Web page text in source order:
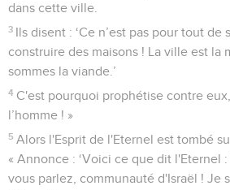
dans cette ville.
3 Ils disent : ‘Ce n’est pas pour tout de
construire des maisons ! La ville est la
sommes la viande.’
4 C'est pourquoi prophétise contre
l’homme ! »
5 Alors l'Esprit de l'Eternel est tombé
« Annonce : ‘Voici ce que dit l'Eternel
vous parlez, communauté d'Israël ! Je